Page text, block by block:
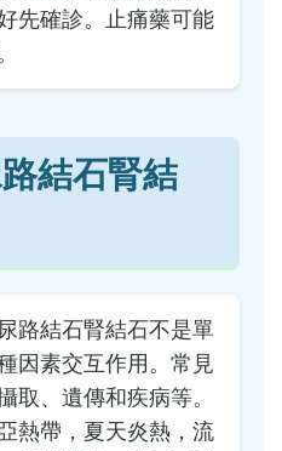
先確診。止痛藥可能
結石腎結
路結石腎結石不是單
因素交互作用。常見
取、遺傳和疾病等。
熱帶，夏天炎熱，流